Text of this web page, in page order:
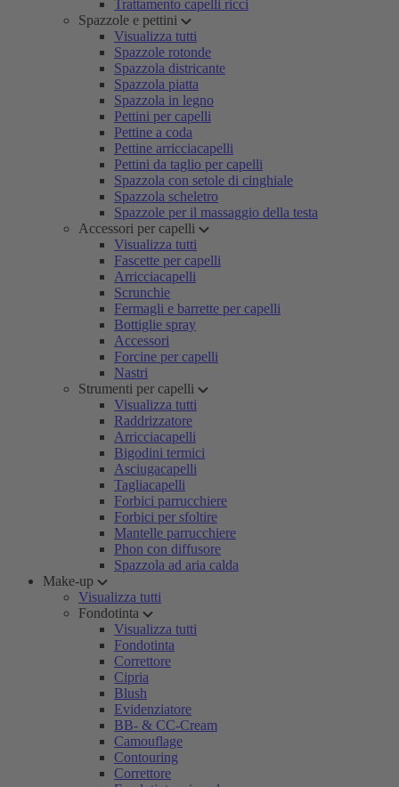
Trattamento capelli ricci
Spazzole e pettini
Visualizza tutti
Spazzole rotonde
Spazzola districante
Spazzola piatta
Spazzola in legno
Pettini per capelli
Pettine a coda
Pettine arricciacapelli
Pettini da taglio per capelli
Spazzola con setole di cinghiale
Spazzola scheletro
Spazzole per il massaggio della testa
Accessori per capelli
Visualizza tutti
Fascette per capelli
Arricciacapelli
Scrunchie
Fermagli e barrette per capelli
Bottiglie spray
Accessori
Forcine per capelli
Nastri
Strumenti per capelli
Visualizza tutti
Raddrizzatore
Arricciacapelli
Bigodini termici
Asciugacapelli
Tagliacapelli
Forbici parrucchiere
Forbici per sfoltire
Mantelle parrucchiere
Phon con diffusore
Spazzola ad aria calda
Make-up
Visualizza tutti
Fondotinta
Visualizza tutti
Fondotinta
Correttore
Cipria
Blush
Evidenziatore
BB- & CC-Cream
Camouflage
Contouring
Correttore